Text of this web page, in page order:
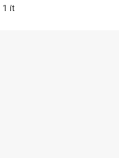
1 ít